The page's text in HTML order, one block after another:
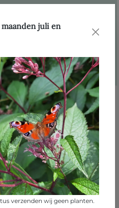
juli en
verzenden wij geen planten.